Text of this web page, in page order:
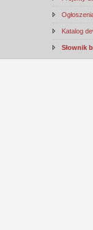
Katalog
Słownik